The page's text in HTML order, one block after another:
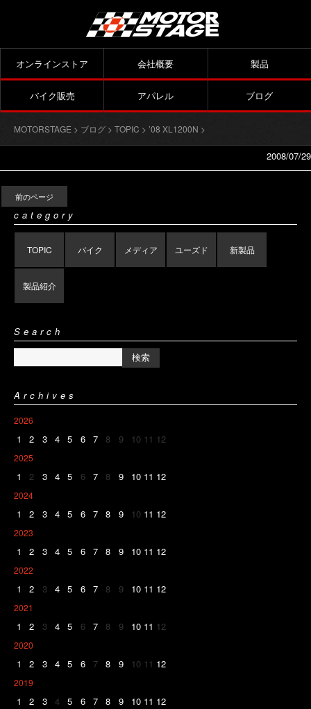
オンラインストア 会社概要 製品
バイク販売 アパレル ブログ
MOTORSTAGE > ブログ > TOPIC > ’08 XL1200N >
2008/07/29
前のページ
category
TOPIC バイク メディア ユーズド 新製品
製品紹介
Search
Archives
2026
1 2 3 4 5 6 7 8 9 10 11 12
2025
1 2 3 4 5 6 7 8 9 10 11 12
2024
1 2 3 4 5 6 7 8 9 10 11 12
2023
1 2 3 4 5 6 7 8 9 10 11 12
2022
1 2 3 4 5 6 7 8 9 10 11 12
2021
1 2 3 4 5 6 7 8 9 10 11 12
2020
1 2 3 4 5 6 7 8 9 10 11 12
2019
1 2 3 4 5 6 7 8 9 10 11 12